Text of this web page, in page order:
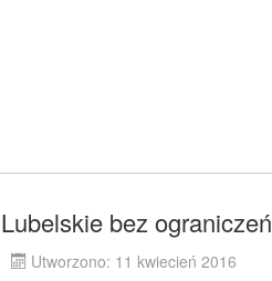
Lubelskie bez ograniczeń
Utworzono: 11 kwiecień 2016